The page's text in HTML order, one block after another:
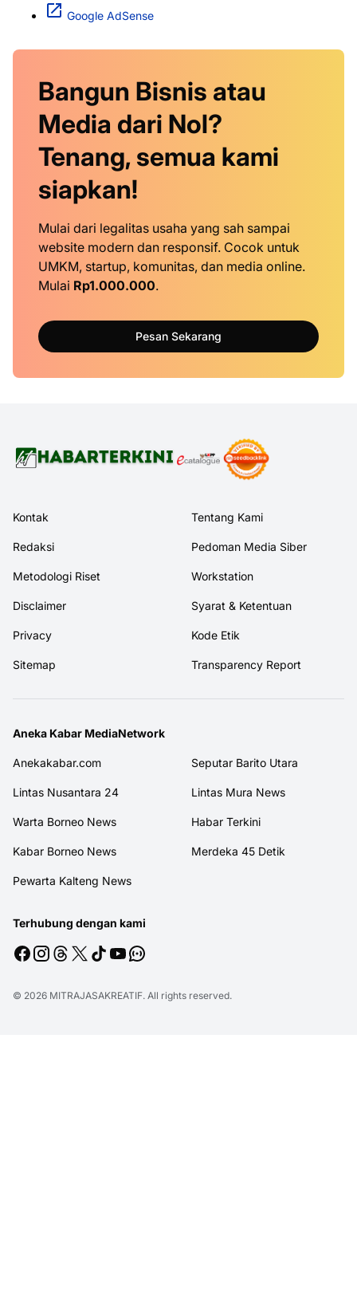
Google AdSense
Bangun Bisnis atau
Media dari Nol?
Tenang, semua kami
siapkan!
Mulai dari legalitas usaha yang sah sampai
website modern dan responsif. Cocok untuk
UMKM, startup, komunitas, dan media online.
Mulai Rp1.000.000.
Pesan Sekarang
Kontak Tentang Kami
Redaksi Pedoman Media Siber
Metodologi Riset Workstation
Disclaimer Syarat & Ketentuan
Privacy Kode Etik
Sitemap Transparency Report
Aneka Kabar MediaNetwork
Anekakabar.com Seputar Barito Utara
Lintas Nusantara 24 Lintas Mura News
Warta Borneo News Habar Terkini
Kabar Borneo News Merdeka 45 Detik
Pewarta Kalteng News
Terhubung dengan kami
© 2026 MITRAJASAKREATIF. All rights reserved.